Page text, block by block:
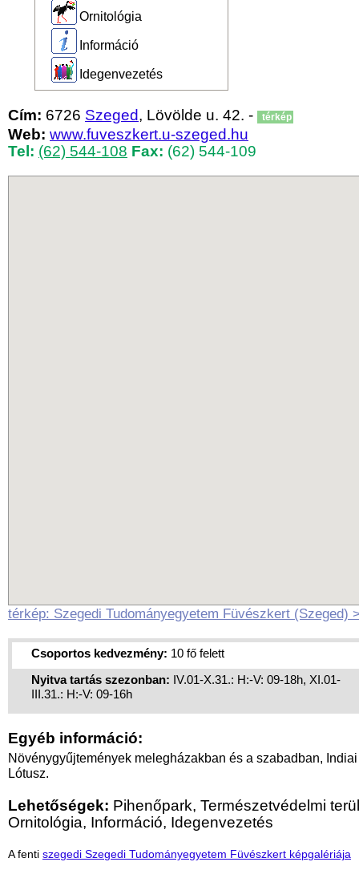
Ornitológia
Információ
Idegenvezetés
Cím: 6726 Szeged, Lövölde u. 42. - térkép
Web: www.fuveszkert.u-szeged.hu
Tel: (62) 544-108 Fax: (62) 544-109
térkép: Szegedi Tudományegyetem Füvészkert (Szeged)
Csoportos kedvezmény: 10 fő felett
Nyitva tartás szezonban: IV.01-X.31.: H:-V: 09-18h, XI.01-
III.31.: H:-V: 09-16h
Egyéb információ:
Növénygyűjtemények melegházakban és a szabadban, Indiai
Lótusz.
Lehetőségek: Pihenőpark, Természetvédelmi
Ornitológia, Információ, Idegenvezetés
A fenti szegedi Szegedi Tudományegyetem Füvészkert képgalériája